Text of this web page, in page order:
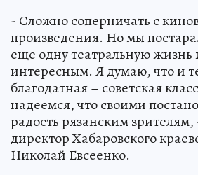
- Сложно соперничать с
произведения. Но мы
еще одну театральную жизнь
интересным. Я думаю, что и
благодатная – советская
надеемся, что своими
радость рязанским
директор Хабаровского
Николай Евсеенко.